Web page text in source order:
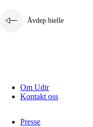
Åvdep bielle
Om Udir
Kontakt oss
Presse